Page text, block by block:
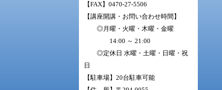
【FAX】0470-27-5506
【講座開講・お問い合わせ時間】
◎月曜・火曜・木曜・金曜
14:00 ～ 21:00
◎定休日 水曜・土曜・日曜・祝
日
【駐車場】20台駐車可能